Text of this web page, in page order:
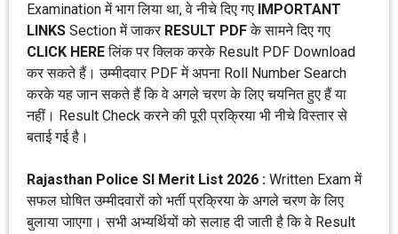
Examination में भाग लिया था, वे नीचे दिए गए IMPORTANT
LINKS Section में जाकर RESULT PDFके सामने दिए गए
CLICK HEREलिंक पर क्लिक करके Result PDF Download
कर सकते हैं। उम्मीदवार PDF में अपना Roll Number Search
करके यह जान सकते हैं कि वे अगले चरण के लिए चयनित हुए हैं या
नहीं। Result Check करने की पूरी प्रक्रिया भी नीचे विस्तार से
बताई गई है।
Rajasthan Police SI Merit List 2026 : Written Exam में
सफल घोषित उम्मीदवारों को भर्ती प्रक्रिया के अगले चरण के लिए
बुलाया जाएगा। सभी अभ्यर्थियों को सलाह दी जाती है कि वे Result